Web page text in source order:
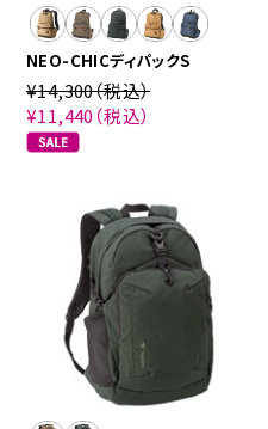
NEO-CHICディパックS
¥14,300（税込）
¥11,440 （税込）